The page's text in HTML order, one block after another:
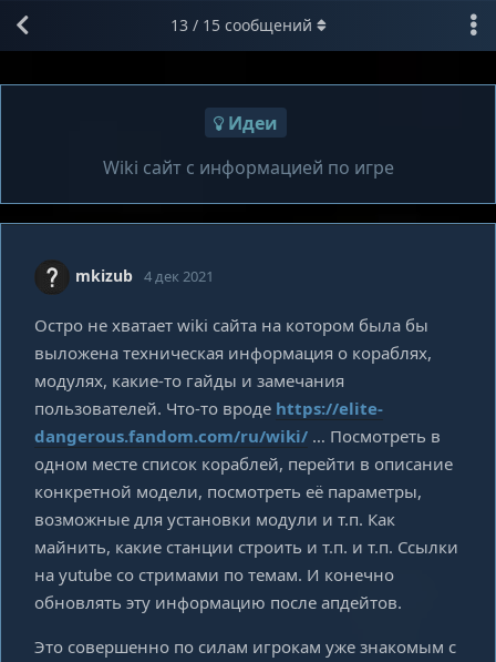
Идеи
Wiki сайт с информацией по игре
13 / 15сообщений
mkizub 4 дек 2021
Остро не хватает wiki сайта на котором была бы
выложена техническая информация о кораблях,
модулях, какие-то гайды и замечания
пользователей. Что-то вроде https://elite-
dangerous.fandom.com/ru/wiki/ … Посмотреть в
одном месте список кораблей, перейти в описание
конкретной модели, посмотреть её параметры,
возможные для установки модули и т.п. Как
майнить, какие станции строить и т.п. и т.п. Ссылки
на yutube со стримами по темам. И конечно
обновлять эту информацию после апдейтов.
Это совершенно по силам игрокам уже знакомым с